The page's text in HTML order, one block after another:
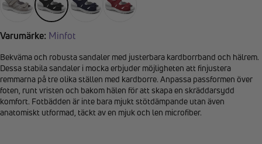
Varumärke: Minfot
Bekväma och robusta sandaler med justerbara kardborrband och hälrem.
Dessa stabila sandaler i mocka erbjuder möjligheten att finjustera
remmarna på tre olika ställen med kardborre. Anpassa passformen över
foten, runt vristen och bakom hälen för att skapa en skräddarsydd
komfort. Fotbädden är inte bara mjukt stötdämpande utan även
anatomiskt utformad, täckt av en mjuk och len microfiber.